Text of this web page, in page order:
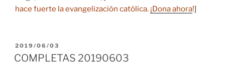
hace fuerte la evangelización católica. ¡Dona ahora!]
PUBLICADO
EL
2019/06/03
COMPLETAS 20190603